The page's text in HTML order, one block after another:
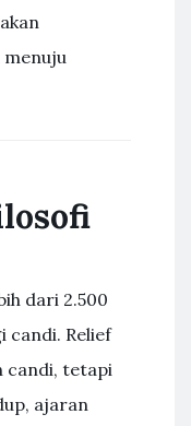
dari 2.500
candi. Relief
candi, tetapi
ajaran